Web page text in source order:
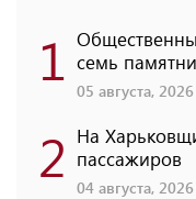
1 семь
05 августа,
2 На
пассажиров
04 августа,